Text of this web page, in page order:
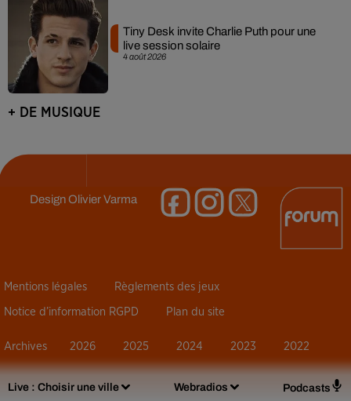
Live : Choisir une ville Webradios Podcasts
4 août 2026
Tiny Desk invite Charlie Puth pour une
live session solaire
+ DE MUSIQUE
DesignOlivier Varma
Mentions légales Règlements des jeux
Notice d’information RGPD Plan du site
Archives 2026 2025 2024 2023 2022